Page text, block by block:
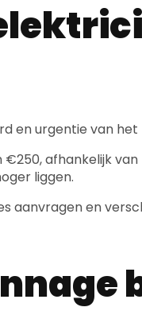
en urgentie van
afhankelijk
liggen.
aanvragen en